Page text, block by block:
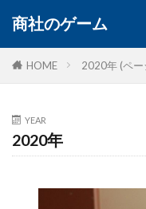
商社のゲーム
HOME 2020年 (ペー
YEAR
2020年